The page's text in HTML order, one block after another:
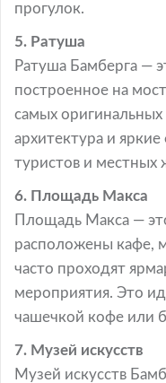
прогулок.
5. Ратуша
Ратуша Бамберга —
построенное на
самых
архитектура и
туристов и местных
6. Площадь Макса
Площадь Макса —
расположены кафе,
часто проходят
мероприятия. Это
чашечкой кофе или
7. Музей искусств
Музей искусств